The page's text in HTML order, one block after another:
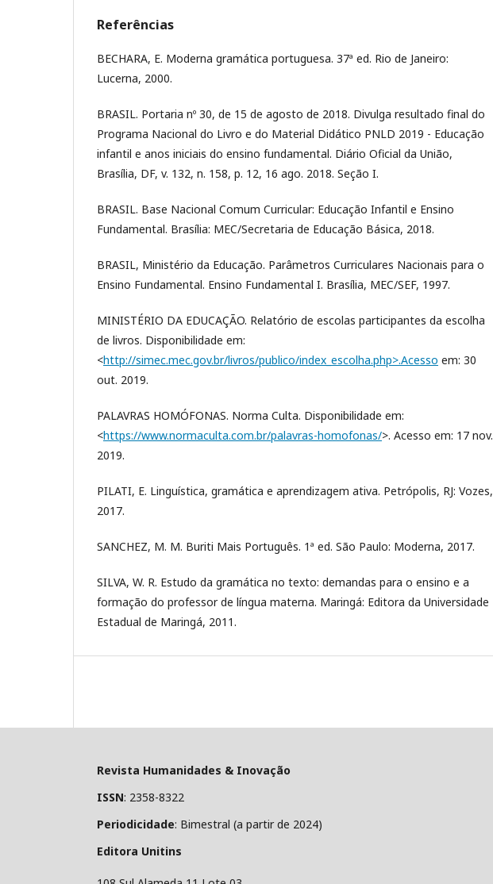
Referências
BECHARA, E. Moderna gramática portuguesa. 37ª ed. Rio de Janeiro:
Lucerna, 2000.
BRASIL. Portaria nº 30, de 15 de agosto de 2018. Divulga resultado final do
Programa Nacional do Livro e do Material Didático PNLD 2019 - Educação
infantil e anos iniciais do ensino fundamental. Diário Oficial da União,
Brasília, DF, v. 132, n. 158, p. 12, 16 ago. 2018. Seção I.
BRASIL. Base Nacional Comum Curricular: Educação Infantil e Ensino
Fundamental. Brasília: MEC/Secretaria de Educação Básica, 2018.
BRASIL, Ministério da Educação. Parâmetros Curriculares Nacionais para o
Ensino Fundamental. Ensino Fundamental I. Brasília, MEC/SEF, 1997.
MINISTÉRIO DA EDUCAÇÃO. Relatório de escolas participantes da escolha
de livros. Disponibilidade em:
<http://simec.mec.gov.br/livros/publico/index_escolha.php>.Acesso em: 30
out. 2019.
PALAVRAS HOMÓFONAS. Norma Culta. Disponibilidade em:
<https://www.normaculta.com.br/palavras-homofonas/>. Acesso em: 17 nov.
2019.
PILATI, E. Linguística, gramática e aprendizagem ativa. Petrópolis, RJ: Vozes,
2017.
SANCHEZ, M. M. Buriti Mais Português. 1ª ed. São Paulo: Moderna, 2017.
SILVA, W. R. Estudo da gramática no texto: demandas para o ensino e a
formação do professor de língua materna. Maringá: Editora da Universidade
Estadual de Maringá, 2011.
Revista Humanidades & Inovação
ISSN: 2358-8322
Periodicidade: Bimestral (a partir de 2024)
Editora Unitins